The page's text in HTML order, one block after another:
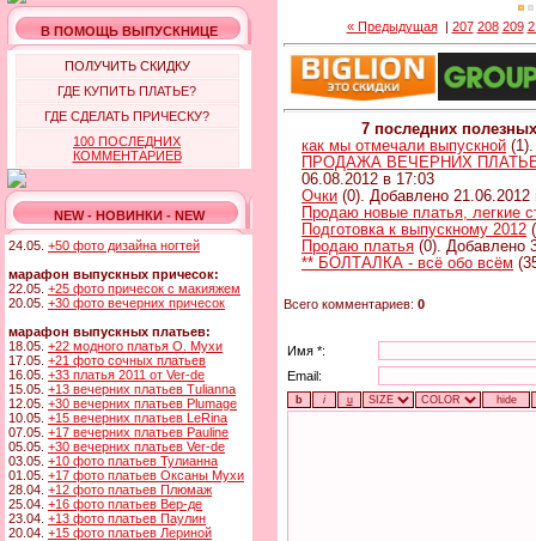
В ПОМОЩЬ ВЫПУСКНИЦЕ
ПОЛУЧИТЬ СКИДКУ
ГДЕ КУПИТЬ ПЛАТЬЕ?
ГДЕ СДЕЛАТЬ ПРИЧЕСКУ?
100 ПОСЛЕДНИХ
КОММЕНТАРИЕВ
NEW - НОВИНКИ - NEW
24.05. +50 фото дизайна ногтей
марафон выпускных причесок:
22.05. +25 фото причесок с макияжем
20.05. +30 фото вечерних причесок
марафон выпускных платьев:
18.05. +22 модного платья О. Мухи
17.05. +21 фото сочных платьев
16.05. +33 платья 2011 от Ver-de
15.05. +13 вечерних платьев Tulianna
12.05. +30 вечерних платьев Plumage
10.05. +15 вечерних платьев LeRina
07.05. +17 вечерних платьев Pauline
05.05. +30 вечерних платьев Ver-de
03.05. +10 фото платьев Тулианна
01.05. +17 фото платьев Оксаны Мухи
28.04. +12 фото платьев Плюмаж
25.04. +16 фото платьев Вер-де
23.04. +13 фото платьев Паулин
20.04. +15 фото платьев Лериной
« Предыдущая| 207 208 209
7 последних
как мы отмечали выпускной
ПРОДАЖА ВЕЧЕРНИХ
06.08.2012 в 17:03
Очки (0). Добавлено 21.06.2012
Продаю новые платья, легкие
Подготовка к выпускному 2012
Продаю платья (0). Добавлено
** БОЛТАЛКА - всё обо всём
Всего комментариев: 0
Имя *:
Email: